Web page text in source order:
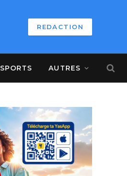
REDACTION
SPORTS AUTRES